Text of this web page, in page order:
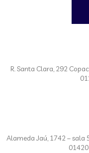
R. Santa Clara, 292
Alameda Jaú, 1742 – sala